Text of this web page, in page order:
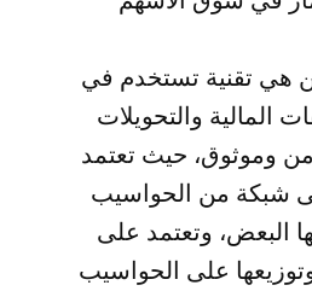
هي تقنية تستخدم في
المالية والتحويلات
وموثوق، حيث تعتمد
شبكة من الحواسيب
البعض، وتعتمد على
على الحواسيب